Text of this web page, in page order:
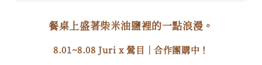
餐桌上盛著柴米油鹽裡的一點浪漫。
8.01~8.08 Juri x 鶯目｜合作團購中！